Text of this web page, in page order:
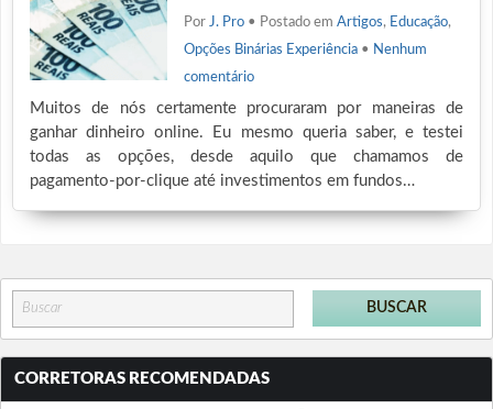
Por J. Pro • Postado em Artigos, Educação,
Opções Binárias Experiência • Nenhum
comentário
Muitos de nós certamente procuraram por maneiras de
ganhar dinheiro online. Eu mesmo queria saber, e testei
todas as opções, desde aquilo que chamamos de
pagamento-por-clique até investimentos em fundos…
CORRETORAS RECOMENDADAS